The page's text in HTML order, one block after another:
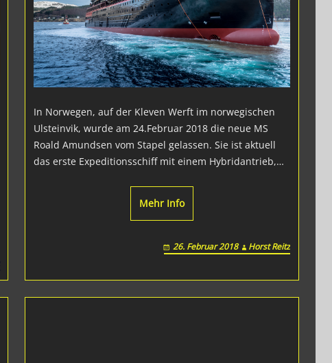
In Norwegen, auf der Kleven Werft im norwegischen
Ulsteinvik, wurde am 24.Februar 2018 die neue MS
Roald Amundsen vom Stapel gelassen. Sie ist aktuell
das erste Expeditionsschiff mit einem Hybridantrieb,…
Mehr Info
26. Februar 2018 Horst Reitz